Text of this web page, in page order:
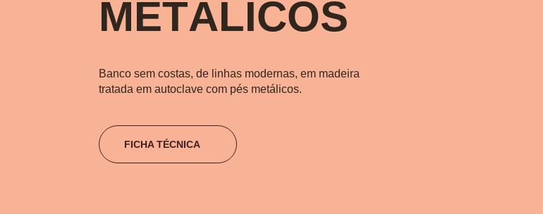
METÁLICOS
Banco sem costas, de linhas modernas, em madeira
tratada em autoclave com pés metálicos.
FICHA TÉCNICA